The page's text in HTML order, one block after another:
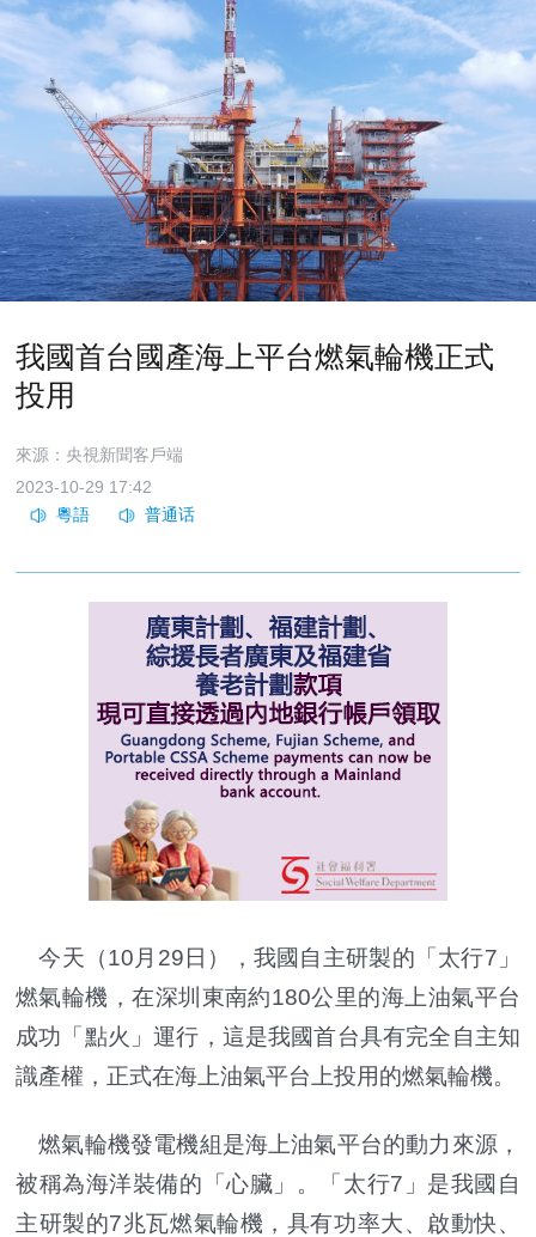
我國首台國產海上平台燃氣輪機正式
投用
來源：央視新聞客戶端
2023-10-29 17:42
今天（10月29日），我國自主研製的「太行7」
燃氣輪機，在深圳東南約180公里的海上油氣平台
成功「點火」運行，這是我國首台具有完全自主知
識產權，正式在海上油氣平台上投用的燃氣輪機。
燃氣輪機發電機組是海上油氣平台的動力來源，
被稱為海洋裝備的「心臟」。「太行7」是我國自
主研製的7兆瓦燃氣輪機，具有功率大、啟動快、